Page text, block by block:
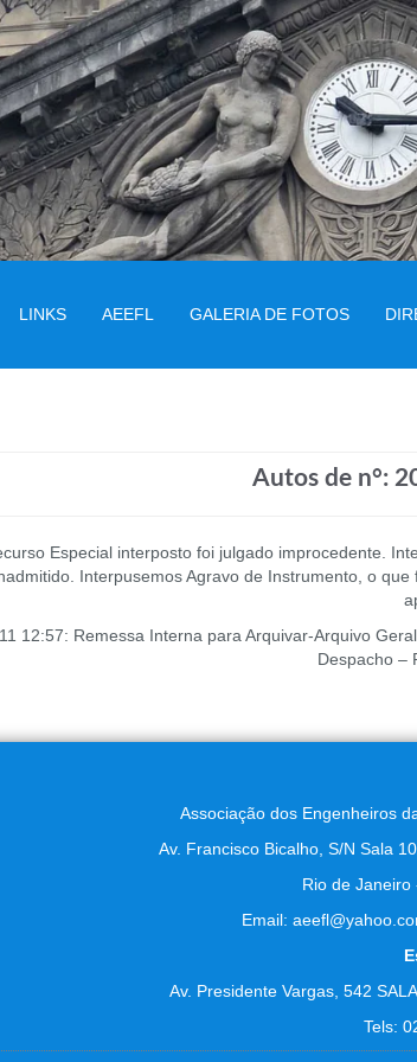
LINKS AEEFL GALERIA DE FOTOS
Autos de n°:
Especial interposto foi julgado improcedente.
Interpusemos Agravo de Instrumento, o
12:57: Remessa Interna para Arquivar-Arquivo
Despacho –
Associação dos Engenheiros
Av. Francisco Bicalho, S/N Sala
Rio de Janeiro
Email:
Av. Presidente Vargas, 542
Tels: